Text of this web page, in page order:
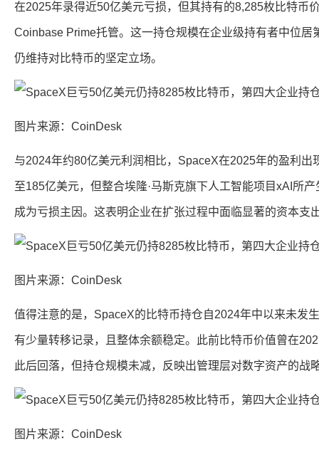
在2025年录得近50亿美元亏损，但其持有的8,285枚比特币
Coinbase Prime托管。这一持仓规模在企业级持有者中位居
仍维持对比特币的坚定立场。
图片来源：CoinDesk
与2024年约80亿美元利润相比，SpaceX在2025年的盈利出
至185亿美元，但整合埃隆·马斯克旗下人工智能项目xAI所
成为亏损主因。这表明企业在扩张过程中面临显著的资本支
图片来源：CoinDesk
值得注意的是，SpaceX的比特币持仓自2024年中以来未发
有少量转移记录，且整体余额稳定。此前比特币价值曾在
此后回落，但持仓规模未减，反映出管理层对数字资产的战
图片来源：CoinDesk